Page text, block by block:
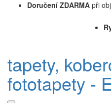
Doručení ZDARMA při
tapety,
fototapety -